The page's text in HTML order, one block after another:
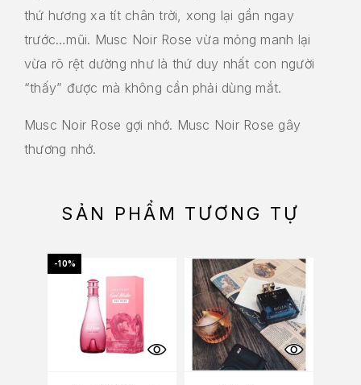
thứ hương xa tít chân trời, xong lại gần ngay
trước…mũi. Musc Noir Rose vừa mỏng manh lại
vừa rõ rệt dường như là thứ duy nhất con người
“thấy” được mà không cần phải dùng mắt.
Musc Noir Rose gợi nhớ. Musc Noir Rose gây
thương nhớ.
SẢN PHẨM TƯƠNG TỰ
-10%